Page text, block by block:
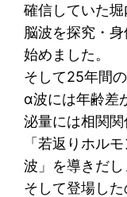
確信していた
脳波を探究・
始めました。
そして25年間
α波には年齢差
泌量には相関関
「若返りホル
波」を導きだし
そして登場した